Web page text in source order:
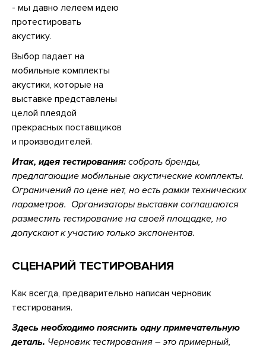
- мы давно лелеем идею
протестировать
акустику.
Выбор падает на
мобильные комплекты
акустики, которые на
выставке представлены
целой плеядой
прекрасных поставщиков
и производителей.
Итак, идея тестирования: собрать бренды,
предлагающие мобильные акустические комплекты.
Ограничений по цене нет, но есть рамки технических
параметров. Организаторы выставки соглашаются
разместить тестирование на своей площадке, но
допускают к участию только экспонентов.
СЦЕНАРИЙ ТЕСТИРОВАНИЯ
Как всегда, предварительно написан черновик
тестирования.
Здесь необходимо пояснить одну примечательную
деталь. Черновик тестирования – это примерный,